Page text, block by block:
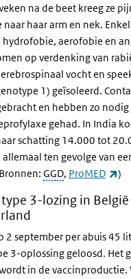
na de beet kreeg ze
haar arm en nek.
aerofobie en
op verdenking van
vocht en
1) geïsoleerd.
en hebben zo nodig
gehad. In India
schatting 14.000 tot
ten gevolge van
GGD, ProMED )
3-lozing in
2 september per abuis 45
3-oplossing geloosd. Het
in de vaccinproductie.